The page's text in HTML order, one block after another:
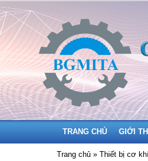
TRANG CHỦ GIỚI
Trang chủ » Thiết bị cơ